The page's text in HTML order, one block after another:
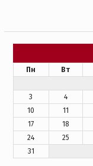
Пн Вт
3
4
10
11
17
18
24
25
31